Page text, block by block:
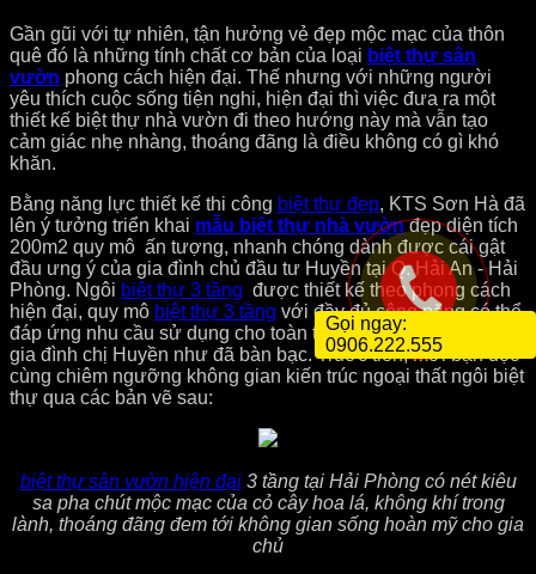
Gần gũi với tự nhiên, tận hưởng vẻ đẹp mộc mạc của thôn
quê đó là những tính chất cơ bản của loại biệt thự sân
vườn phong cách hiện đại. Thế nhưng với những người
yêu thích cuộc sống tiện nghi, hiện đại thì việc đưa ra một
thiết kế biệt thự nhà vườn đi theo hướng này mà vẫn tạo
cảm giác nhẹ nhàng, thoáng đãng là điều không có gì khó
khăn.
Bằng năng lực thiết kế thi công biệt thự đẹp, KTS Sơn Hà đã
lên ý tưởng triển khai mẫu biệt thự nhà vườn đẹp diện tích
200m2 quy mô ấn tượng, nhanh chóng dành được cái gật
đầu ưng ý của gia đình chủ đầu tư Huyền tại Q. Hải An - Hải
Phòng. Ngôi biệt thự 3 tầng được thiết kế theo phong cách
hiện đại, quy mô biệt thự 3 tầng với đầy đủ công năng có thể
đáp ứng nhu cầu sử dụng cho toàn thể các thành viên trong
gia đình chị Huyền như đã bàn bạc. Truớc tiên, mời bạn đọc
cùng chiêm ngưỡng không gian kiến trúc ngoại thất ngôi biệt
thự qua các bản vẽ sau:
biệt thự sân vườn hiện đại3 tầng tại Hải Phòng có nét kiêu
sa pha chút mộc mạc của cỏ cây hoa lá, không khí trong
lành, thoáng đãng đem tới không gian sống hoàn mỹ cho gia
chủ
Gọi ngay:
0906.222.555